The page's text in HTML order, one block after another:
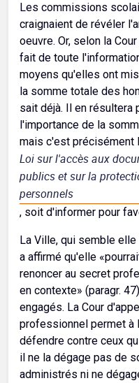
Les commissions
craignaient de révéler
oeuvre. Or, selon la
fait de toute
moyens qu'elles ont
la somme totale des
sait déjà. Il en résultera
l'importance de la
mais c'est précisément
Loi sur l'accès aux
publics et sur la
personnels
, soit d'informer pour
La Ville, qui semble
a affirmé qu'elle
renoncer au secret
en contexte» (paragr.
engagés. La Cour
professionnel permet à
défendre contre ceux
il ne la dégage pas de
administrés ni ne